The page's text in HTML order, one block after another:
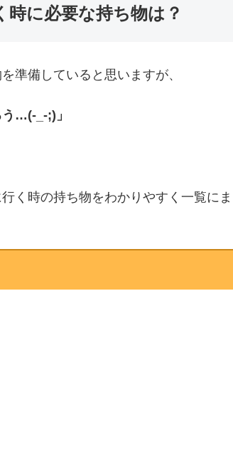
に必要な持ち物は？
準備していると思いますが、
…(-_-;)」
く時の持ち物をわかりやすく一覧に